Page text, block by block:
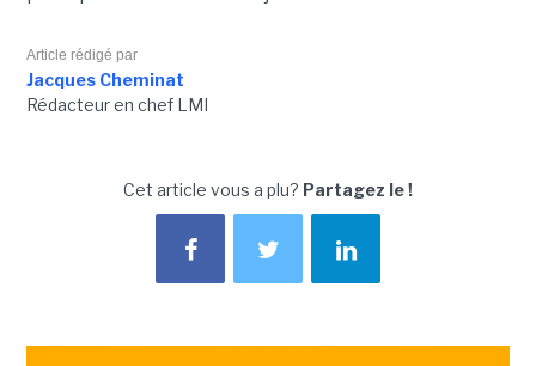
Article rédigé par
Jacques Cheminat
Rédacteur en chef LMI
Cet article vous a plu? Partagez le !